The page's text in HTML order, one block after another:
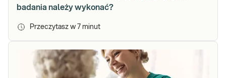
badania należy wykonać?
Przeczytasz w 7 minut